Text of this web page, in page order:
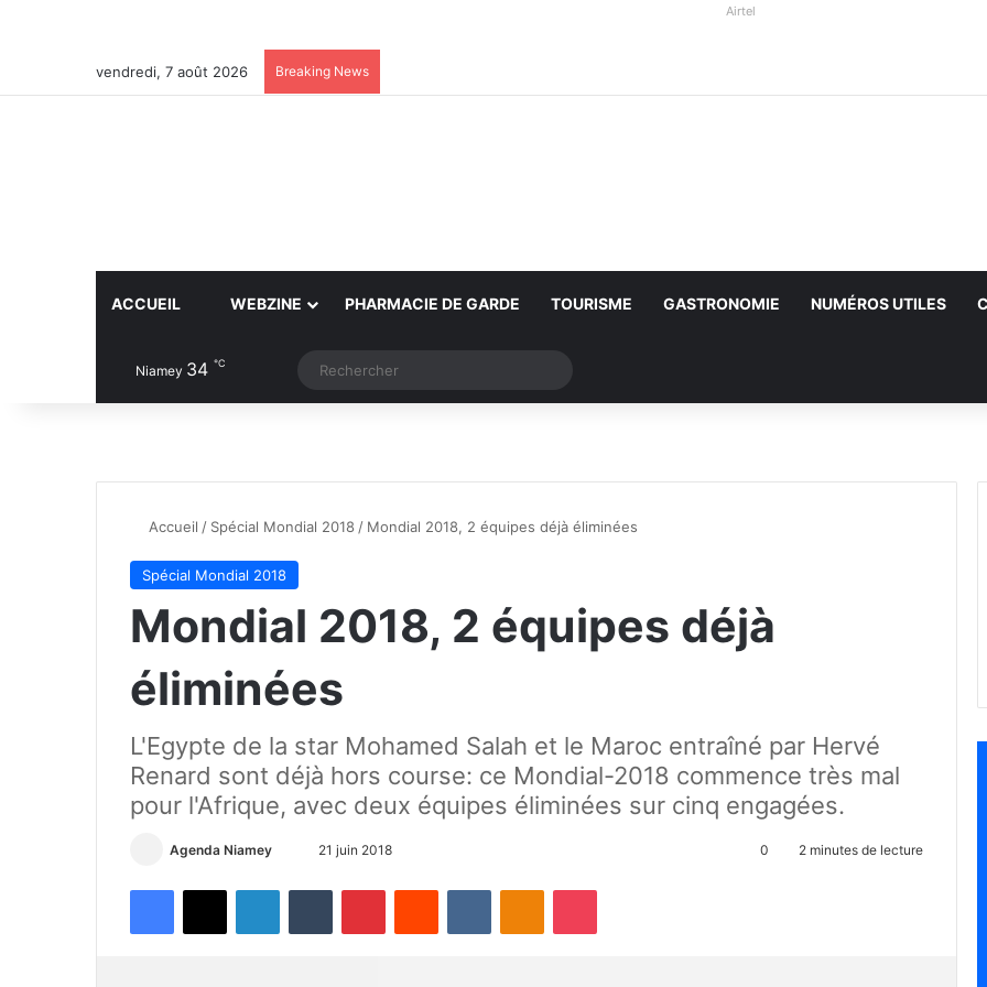
Airtel
vendredi, 7 août 2026 Breaking News
ACCUEIL WEBZINE PHARMACIE DE GARDE TOURISME GASTRONOMIE NUMÉROS UTILES
Niamey 34 ℃ Article Aléatoire
Switch skin
Accueil / Spécial Mondial 2018/ Mondial 2018, 2 équipes déjà éliminées
Spécial Mondial 2018
Mondial 2018, 2 équipes déjà
éliminées
L'Egypte de la star Mohamed Salah et le Maroc entraîné par Hervé
Renard sont déjà hors course: ce Mondial-2018 commence très mal
pour l'Afrique, avec deux équipes éliminées sur cinq engagées.
Agenda Niamey
o
21 juin 2018 0 2 minutes de lecture